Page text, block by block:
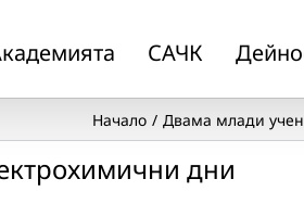
САЧК
Начало Двама млади
дни